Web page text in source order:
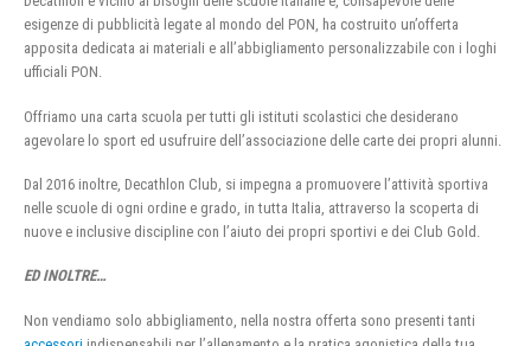
esigenze di pubblicità legate al mondo del PON, ha costruito un’offerta
apposita dedicata ai materiali e all’abbigliamento personalizzabile con i loghi
ufficiali PON.
Offriamo una carta scuola per tutti gli istituti scolastici che desiderano
agevolare lo sport ed usufruire dell’associazione delle carte dei propri alunni.
Dal 2016 inoltre, Decathlon Club, si impegna a promuovere l’attività sportiva
nelle scuole di ogni ordine e grado, in tutta Italia, attraverso la scoperta di
nuove e inclusive discipline con l’aiuto dei propri sportivi e dei Club Gold.
ED INOLTRE…
Non vendiamo solo abbigliamento, nella nostra offerta sono presenti tanti